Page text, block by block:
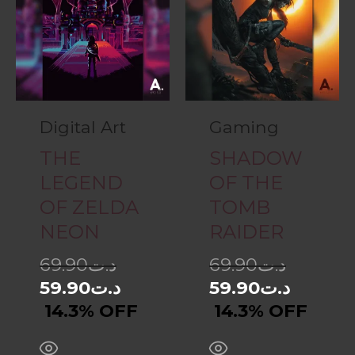
Digital Art
THE
LEGEND
OF ZELDA
NEON
د.ت69.90
د.ت59.90
14.3% OFF
Gaming
SHADOW
OF THE
TOMB
RAIDER
د.ت69.90
د.ت59.90
14.3% OFF